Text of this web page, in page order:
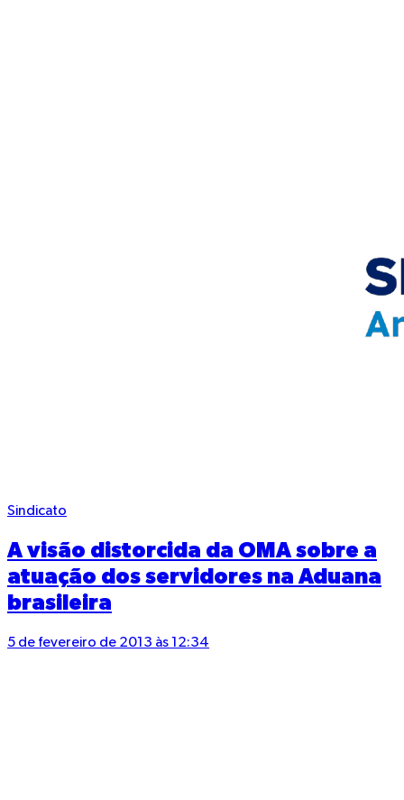
Sindicato
A visão distorcida da OMA sobre a
atuação dos servidores na Aduana
brasileira
5 de fevereiro de 2013 às 12:34